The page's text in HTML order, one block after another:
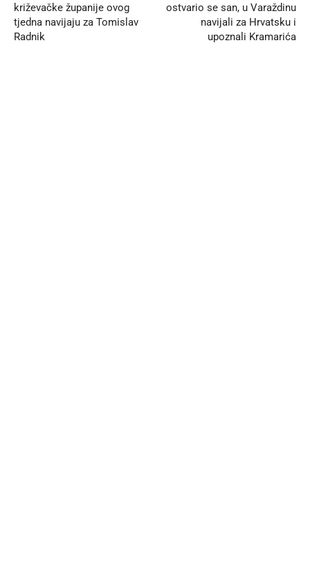
križevačke županije ovog
tjedna navijaju za Tomislav
Radnik
ostvario se san, u Varaždinu
navijali za Hrvatsku i
upoznali Kramarića